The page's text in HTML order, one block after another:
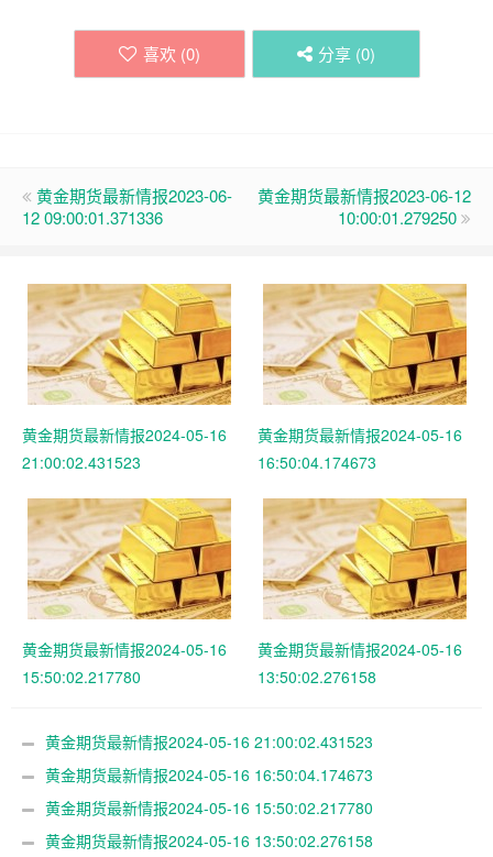
喜欢 (0) 分享 (0)
黄金期货最新情报2023-06-
12 09:00:01.371336
黄金期货最新情报2023-06-12
10:00:01.279250
黄金期货最新情报2024-05-16
21:00:02.431523
黄金期货最新情报2024-05-16
16:50:04.174673
黄金期货最新情报2024-05-16
15:50:02.217780
黄金期货最新情报2024-05-16
13:50:02.276158
黄金期货最新情报2024-05-16 21:00:02.431523
黄金期货最新情报2024-05-16 16:50:04.174673
黄金期货最新情报2024-05-16 15:50:02.217780
黄金期货最新情报2024-05-16 13:50:02.276158